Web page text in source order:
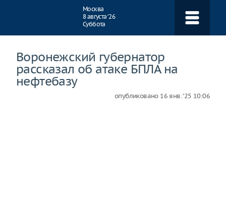
Москва
8 августа ‘26
Суббота
Воронежский губернатор
рассказал об атаке БПЛА на
нефтебазу
опубликовано 16 янв. ‘25 10:06